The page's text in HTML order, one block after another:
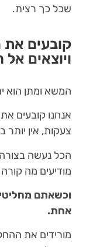
שכל כך רצית.
קובעים
ויוצאים
המשא ומתן הוא
אנחנו קובעים
צעקות, אין יותר
הכל נעשה
מודיעים מה
וכשאתם
אחת.
מורידים את